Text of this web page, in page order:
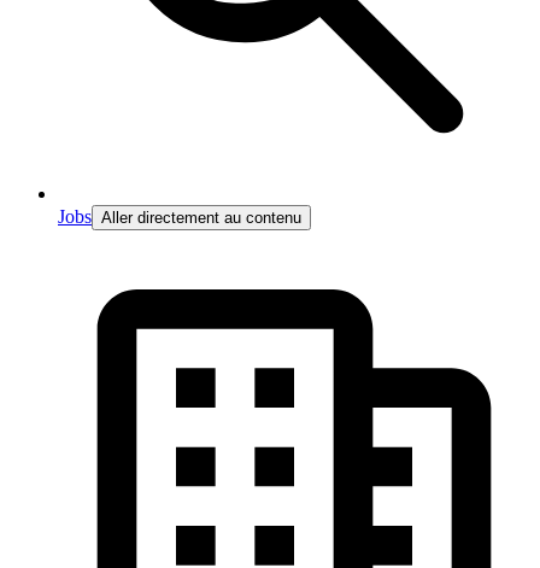
Jobs Aller directement au contenu